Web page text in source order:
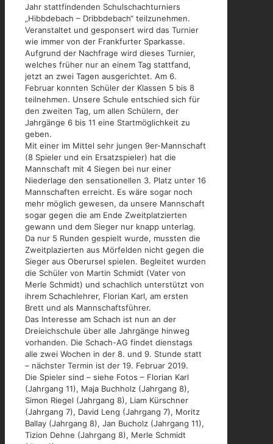
Jahr stattfindenden Schulschachturniers
„Hibbdebach – Dribbdebach“ teilzunehmen.
Veranstaltet und gesponsert wird das Turnier
wie immer von der Frankfurter Sparkasse.
Aufgrund der Nachfrage wird dieses Turnier,
welches früher nur an einem Tag stattfand,
jetzt an zwei Tagen ausgerichtet. Am 6.
Februar konnten Schüler der Klassen 5 bis 8
teilnehmen. Unsere Schule entschied sich für
den zweiten Tag, um allen Schülern, der
Jahrgänge 6 bis 11 eine Startmöglichkeit zu
geben.
Mit einer im Mittel sehr jungen 9er-Mannschaft
(8 Spieler und ein Ersatzspieler) hat die
Mannschaft mit 4 Siegen bei nur einer
Niederlage den sensationellen 3. Platz unter 16
Mannschaften erreicht. Es wäre sogar noch
mehr möglich gewesen, da unsere Mannschaft
sogar gegen die am Ende Zweitplatzierten
gewann und dem Sieger nur knapp unterlag.
Da nur 5 Runden gespielt wurde, mussten die
Zweitplazierten aus Mörfelden nicht gegen die
Sieger aus Oberursel spielen. Begleitet wurden
die Schüler von Martin Schmidt (Vater von
Merle Schmidt) und schachlich unterstützt von
ihrem Schachlehrer, Florian Karl, am ersten
Brett und als Mannschaftsführer.
Das Interesse am Schach ist nun an der
Dreieichschule über alle Jahrgänge hinweg
vorhanden. Die Schach-AG findet dienstags
alle zwei Wochen in der 8. und 9. Stunde statt
– nächster Termin ist der 19. Februar 2019.
Die Spieler sind – siehe Fotos – Florian Karl
(Jahrgang 11), Maja Buchholz (Jahrgang 8),
Simon Riegel (Jahrgang 8), Liam Kürschner
(Jahrgang 7), David Leng (Jahrgang 7), Moritz
Ballay (Jahrgang 8), Jan Bucholz (Jahrgang 11),
Tizion Dehne (Jahrgang 8), Merle Schmidt